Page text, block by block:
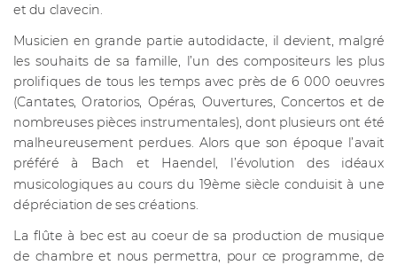
et du clavecin.
Musicien en grande partie autodidacte, il devient, malgré
les souhaits de sa famille, l’un des compositeurs les plus
prolifiques de tous les temps avec près de 6 000 oeuvres
(Cantates, Oratorios, Opéras, Ouvertures, Concertos et de
nombreuses pièces instrumentales), dont plusieurs ont été
malheureusement perdues. Alors que son époque l’avait
préféré à Bach et Haendel, l’évolution des idéaux
musicologiques au cours du 19ème siècle conduisit à une
dépréciation de ses créations.
La flûte à bec est au coeur de sa production de musique
de chambre et nous permettra, pour ce programme, de